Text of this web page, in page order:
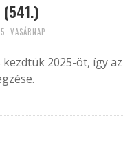
(541.)
VASÁRNAP
2025-öt, így az